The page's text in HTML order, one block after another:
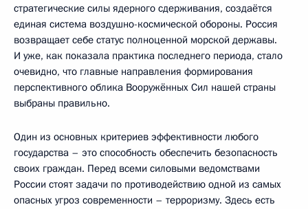
стратегические силы ядерного сдерживания, создаётся
единая система воздушно-космической обороны. Россия
возвращает себе статус полноценной морской державы.
И уже, как показала практика последнего периода, стало
очевидно, что главные направления формирования
перспективного облика Вооружённых Сил нашей страны
выбраны правильно.
Один из основных критериев эффективности любого
государства – это способность обеспечить безопасность
своих граждан. Перед всеми силовыми ведомствами
России стоят задачи по противодействию одной из самых
опасных угроз современности – терроризму. Здесь есть